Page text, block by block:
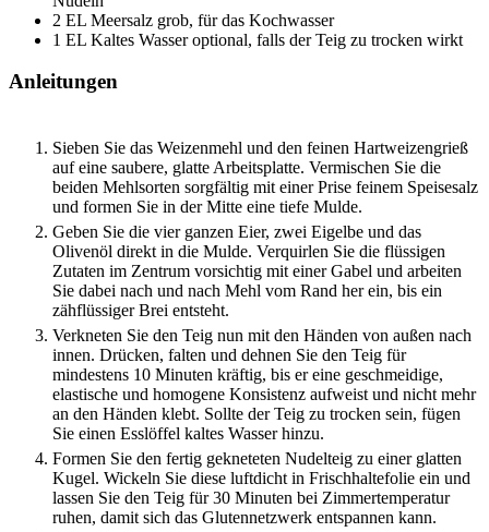
2 EL Meersalz grob, für das Kochwasser
1 EL Kaltes Wasser optional, falls der Teig zu trocken wirkt
Anleitungen
Sieben Sie das Weizenmehl und den feinen Hartweizengrieß
auf eine saubere, glatte Arbeitsplatte. Vermischen Sie die
beiden Mehlsorten sorgfältig mit einer Prise feinem Speisesalz
und formen Sie in der Mitte eine tiefe Mulde.
Geben Sie die vier ganzen Eier, zwei Eigelbe und das
Olivenöl direkt in die Mulde. Verquirlen Sie die flüssigen
Zutaten im Zentrum vorsichtig mit einer Gabel und arbeiten
Sie dabei nach und nach Mehl vom Rand her ein, bis ein
zähflüssiger Brei entsteht.
Verkneten Sie den Teig nun mit den Händen von außen nach
innen. Drücken, falten und dehnen Sie den Teig für
mindestens 10 Minuten kräftig, bis er eine geschmeidige,
elastische und homogene Konsistenz aufweist und nicht mehr
an den Händen klebt. Sollte der Teig zu trocken sein, fügen
Sie einen Esslöffel kaltes Wasser hinzu.
Formen Sie den fertig gekneteten Nudelteig zu einer glatten
Kugel. Wickeln Sie diese luftdicht in Frischhaltefolie ein und
lassen Sie den Teig für 30 Minuten bei Zimmertemperatur
ruhen, damit sich das Glutennetzwerk entspannen kann.